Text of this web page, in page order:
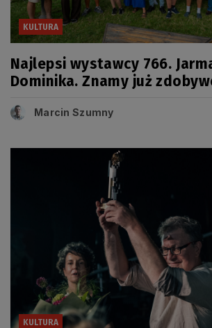
KULTURA
Najlepsi wystawcy 766.
Dominika. Znamy już
Marcin Szumny
KULTURA